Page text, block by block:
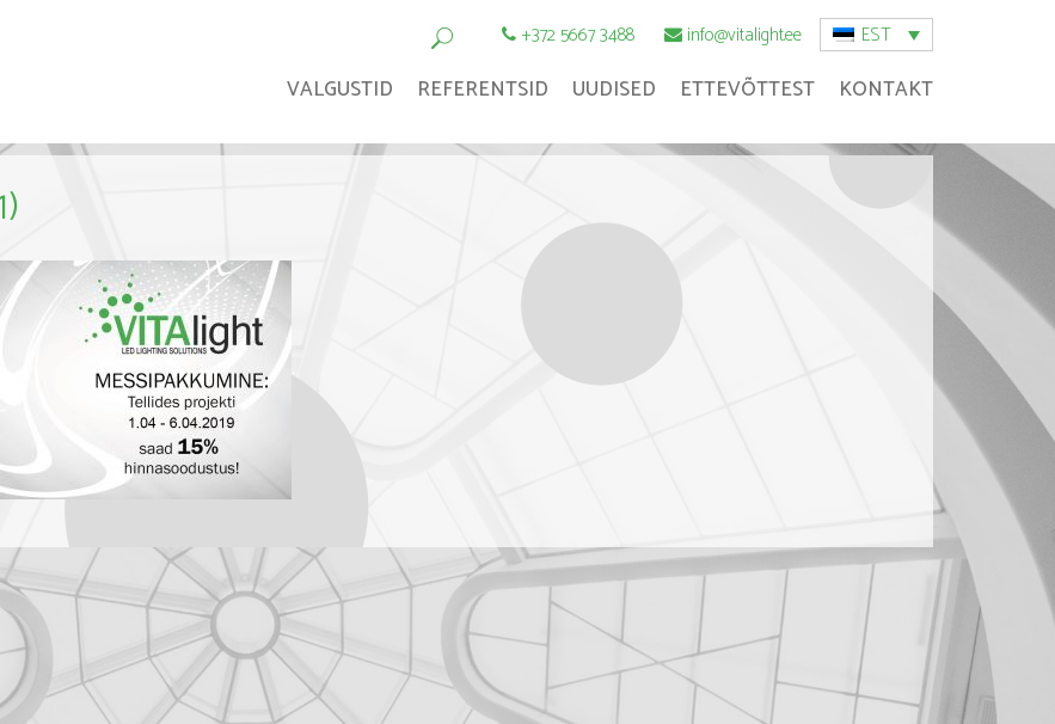
EST
+372 5667 3488 info@vitalight.ee
VALGUSTID REFERENTSID UUDISED ETTEVÕTTEST KONTAKT